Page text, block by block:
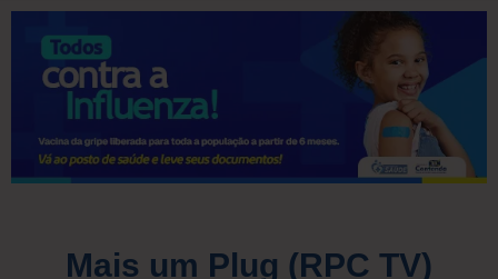
Mais um Plug (RPC TV)